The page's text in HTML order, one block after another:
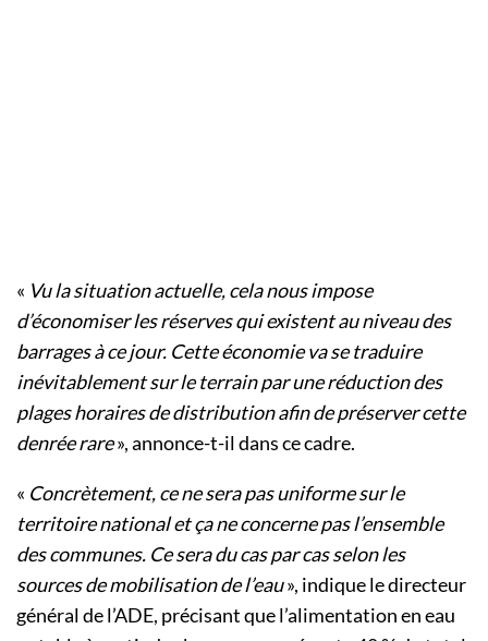
« Vu la situation actuelle, cela nous impose
d’économiser les réserves qui existent au niveau des
barrages à ce jour. Cette économie va se traduire
inévitablement sur le terrain par une réduction des
plages horaires de distribution afin de préserver cette
denrée rare», annonce-t-il dans ce cadre.
« Concrètement, ce ne sera pas uniforme sur le
territoire national et ça ne concerne pas l’ensemble
des communes. Ce sera du cas par cas selon les
sources de mobilisation de l’eau», indique le directeur
général de l’ADE, précisant que l’alimentation en eau